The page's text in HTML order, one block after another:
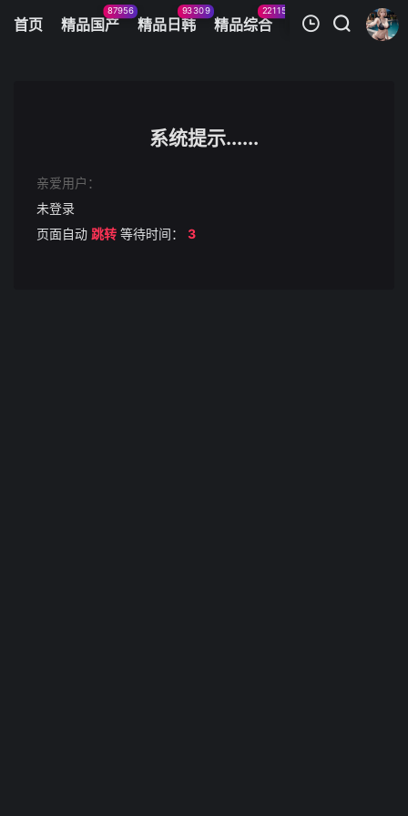
首页 精品国产
87956
精品日韩
93309
精品综合
22115
火辣美图 今日
清空
系统提示......
亲爱用户：
未登录
页面自动 跳转 等待时间： 3